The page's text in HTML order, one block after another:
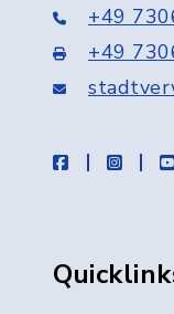
+49
+49
facebook